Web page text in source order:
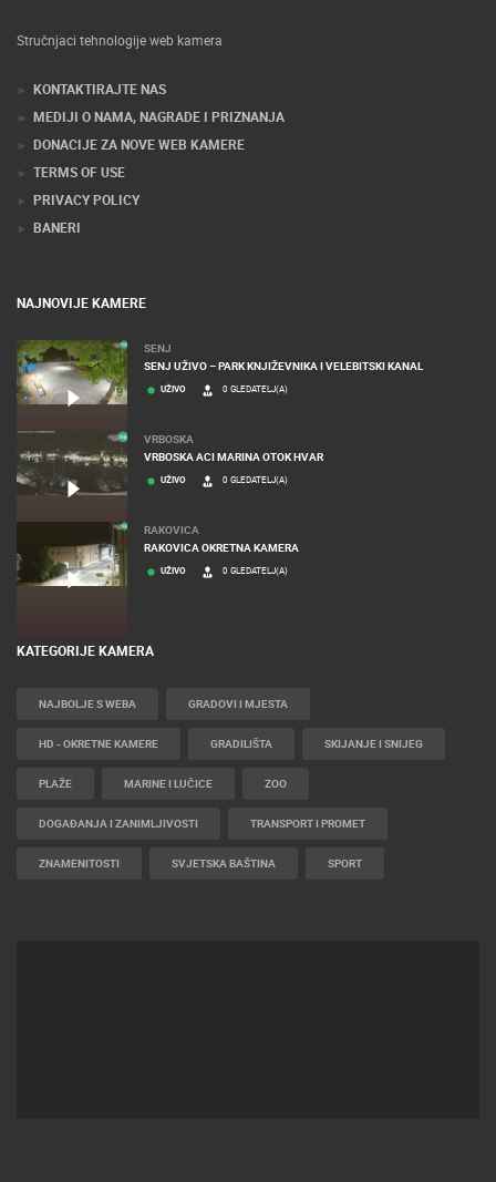
Stručnjaci tehnologije web kamera
KONTAKTIRAJTE NAS
MEDIJI O NAMA, NAGRADE I PRIZNANJA
DONACIJE ZA NOVE WEB KAMERE
TERMS OF USE
PRIVACY POLICY
BANERI
NAJNOVIJE KAMERE
SENJ
SENJ UŽIVO – PARK KNJIŽEVNIKA I VELEBITSKI KANAL
UŽIVO 0 GLEDATELJ(A)
VRBOSKA
VRBOSKA ACI MARINA OTOK HVAR
UŽIVO 0 GLEDATELJ(A)
RAKOVICA
RAKOVICA OKRETNA KAMERA
UŽIVO 0 GLEDATELJ(A)
KATEGORIJE KAMERA
NAJBOLJE S WEBA GRADOVI I MJESTA
HD - OKRETNE KAMERE GRADILIŠTA SKIJANJE I SNIJEG
PLAŽE MARINE I LUČICE ZOO
DOGAĐANJA I ZANIMLJIVOSTI TRANSPORT I PROMET
ZNAMENITOSTI SVJETSKA BAŠTINA SPORT